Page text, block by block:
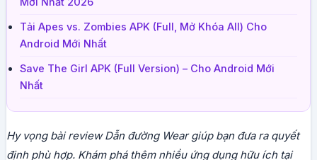
Tải Apes vs. Zombies APK (Full, Mở Khóa All) Cho
Android Mới Nhất
Save The Girl APK (Full Version) – Cho Android Mới
Nhất
Hy vọng bài review Dẫn đường Wear giúp bạn đưa ra quyết
định phù hợp. Khám phá thêm nhiều ứng dụng hữu ích tại